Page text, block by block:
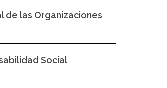
de las Organizaciones
Social